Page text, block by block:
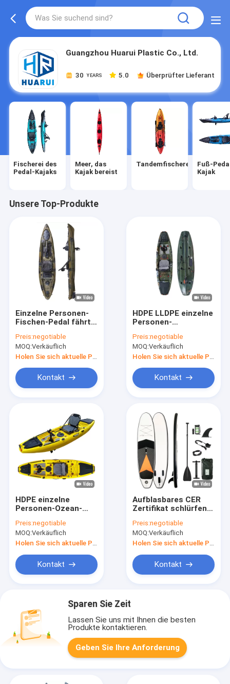
Guangzhou Huarui Plastic Co., Ltd.
30 YEARS 5.0 Überprüfter Lieferant
Fischerei des
Pedal-Kajaks
Meer, das
Kajak bereist
Tandemfischereikajak
Fuß-
Kajak
Unsere Top-Produkte
Einzelne Personen-
Fischen-Pedal fährt
Sit On Top Kayak
Kayak
Preis:negotiable
MOQ:Verkäuflich
Kontakt
HDPE LLDPE einzelne
Personen-
Kajak mit Pedal 264
lbs
Preis:negotiable
MOQ:Verkäuflich
Kontakt
HDPE einzelne
Personen-Ozean-
Top Recreational
Fishing-Kajak
Preis:negotiable
MOQ:Verkäuflich
Kontakt
Aufblasbares CER
Zertifikat schlürfen
Radschaufel-ISUP
Preis:negotiable
MOQ:Verkäuflich
Kontakt
Sparen Sie Zeit
Lassen Sie uns mit Ihnen die besten
Produkte kontaktieren.
Geben Sie Ihre Anforderung